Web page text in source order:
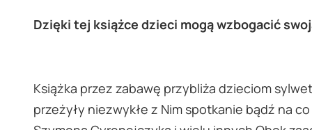
Dzięki tej książce dzieci mogą wzbogacić
Książka przez zabawę przybliża dzieciom
przeżyły niezwykłe z Nim spotkanie bądź na